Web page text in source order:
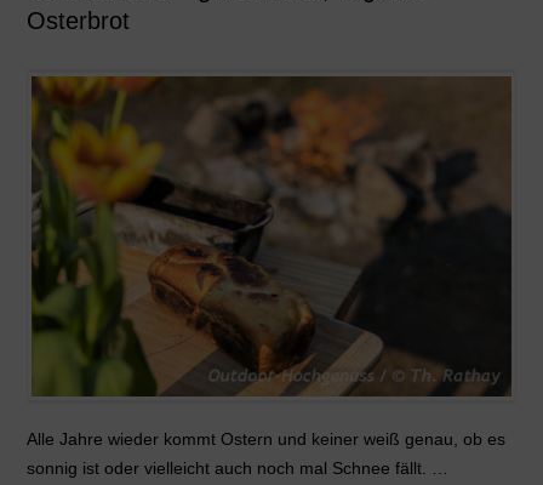
Osterbrot
Alle Jahre wieder kommt Ostern und keiner weiß genau, ob es
sonnig ist oder vielleicht auch noch mal Schnee fällt. …